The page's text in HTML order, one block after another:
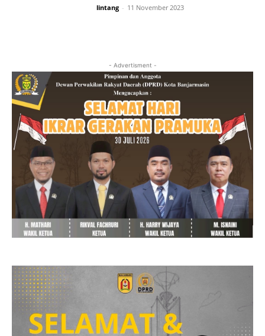
lintang - 11 November 2023
- Advertisment -